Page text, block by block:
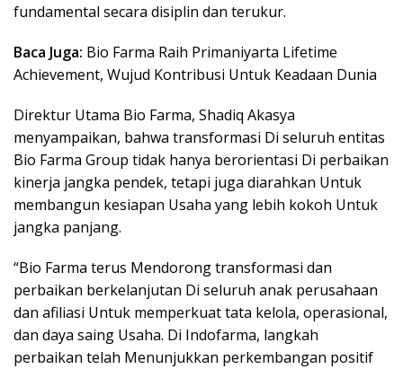
fundamental secara disiplin dan terukur.
Baca Juga: Bio Farma Raih Primaniyarta Lifetime
Achievement, Wujud Kontribusi Untuk Keadaan Dunia
Direktur Utama Bio Farma, Shadiq Akasya
menyampaikan, bahwa transformasi Di seluruh entitas
Bio Farma Group tidak hanya berorientasi Di perbaikan
kinerja jangka pendek, tetapi juga diarahkan Untuk
membangun kesiapan Usaha yang lebih kokoh Untuk
jangka panjang.
“Bio Farma terus Mendorong transformasi dan
perbaikan berkelanjutan Di seluruh anak perusahaan
dan afiliasi Untuk memperkuat tata kelola, operasional,
dan daya saing Usaha. Di Indofarma, langkah
perbaikan telah Menunjukkan perkembangan positif